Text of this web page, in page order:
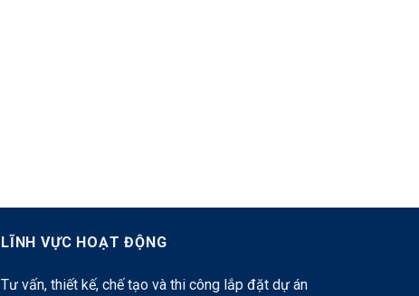
LĨNH VỰC HOẠT ĐỘNG
Tư vấn, thiết kế, chế tạo và thi công lắp đặt dự án